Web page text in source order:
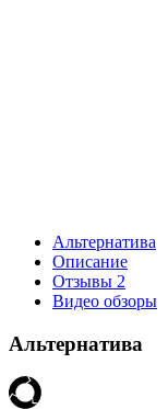
Альтернатива
Описание
Отзывы 2
Видео обзоры
Альтернатива